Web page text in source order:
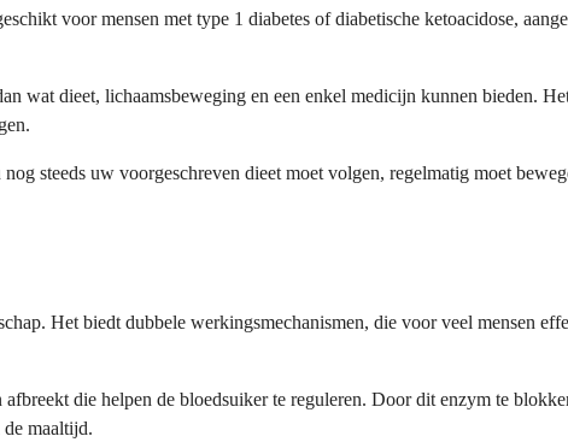
voor mensen met type 1 diabetes of diabetische ketoacidose,
wat dieet, lichaamsbeweging en een enkel medicijn kunnen bieden.
steeds uw voorgeschreven dieet moet volgen, regelmatig moet
Het biedt dubbele werkingsmechanismen, die voor veel mensen
die helpen de bloedsuiker te reguleren. Door dit enzym te
de maaltijd.